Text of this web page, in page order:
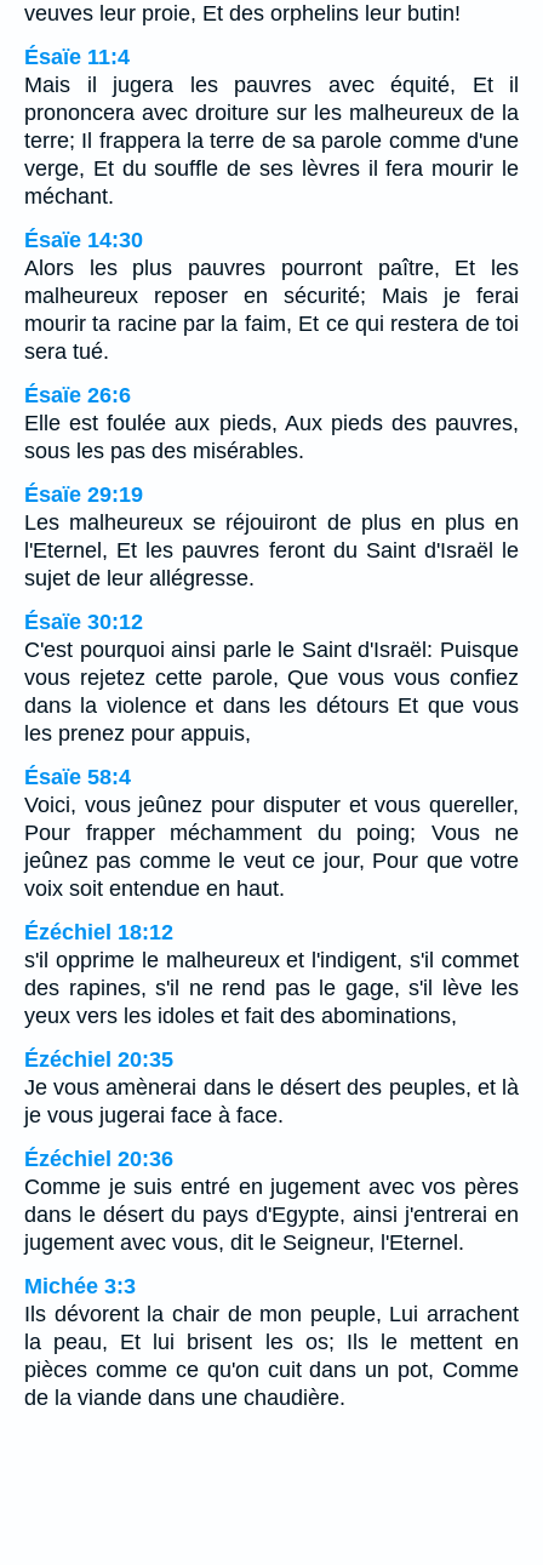
veuves leur proie, Et des orphelins leur butin!
Ésaïe 11:4
Mais il jugera les pauvres avec équité, Et il
prononcera avec droiture sur les malheureux de la
terre; Il frappera la terre de sa parole comme d'une
verge, Et du souffle de ses lèvres il fera mourir le
méchant.
Ésaïe 14:30
Alors les plus pauvres pourront paître, Et les
malheureux reposer en sécurité; Mais je ferai
mourir ta racine par la faim, Et ce qui restera de toi
sera tué.
Ésaïe 26:6
Elle est foulée aux pieds, Aux pieds des pauvres,
sous les pas des misérables.
Ésaïe 29:19
Les malheureux se réjouiront de plus en plus en
l'Eternel, Et les pauvres feront du Saint d'Israël le
sujet de leur allégresse.
Ésaïe 30:12
C'est pourquoi ainsi parle le Saint d'Israël: Puisque
vous rejetez cette parole, Que vous vous confiez
dans la violence et dans les détours Et que vous
les prenez pour appuis,
Ésaïe 58:4
Voici, vous jeûnez pour disputer et vous quereller,
Pour frapper méchamment du poing; Vous ne
jeûnez pas comme le veut ce jour, Pour que votre
voix soit entendue en haut.
Ézéchiel 18:12
s'il opprime le malheureux et l'indigent, s'il commet
des rapines, s'il ne rend pas le gage, s'il lève les
yeux vers les idoles et fait des abominations,
Ézéchiel 20:35
Je vous amènerai dans le désert des peuples, et là
je vous jugerai face à face.
Ézéchiel 20:36
Comme je suis entré en jugement avec vos pères
dans le désert du pays d'Egypte, ainsi j'entrerai en
jugement avec vous, dit le Seigneur, l'Eternel.
Michée 3:3
Ils dévorent la chair de mon peuple, Lui arrachent
la peau, Et lui brisent les os; Ils le mettent en
pièces comme ce qu'on cuit dans un pot, Comme
de la viande dans une chaudière.